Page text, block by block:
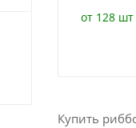
от 128 шт
Купить